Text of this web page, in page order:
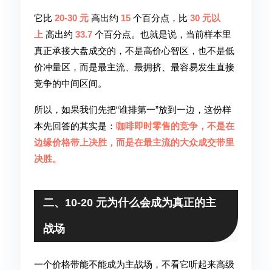
它比 20-30 元 高出约 15 个百分点，比 30 元以
上 高出约 33.7 个百分点。也就是说，当前样本里
真正承接大盘成交的，不是高价心智区，也不是低
价冲量区，而是最主流、最拥挤、最容易发生直接
竞争的中间区间。
所以，如果我们先把“谁排第一”放到一边，这份样
本先回答的其实是： 咖啡即时零售的竞争，不是在
边缘价格带上决胜，而是在最主流的大众成交带里
决胜。
二、10-20 元为什么会成为真正的主
战场
一个价格带能不能成为主战场，不看它听起来高级